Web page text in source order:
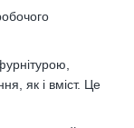
як і вміст. Це